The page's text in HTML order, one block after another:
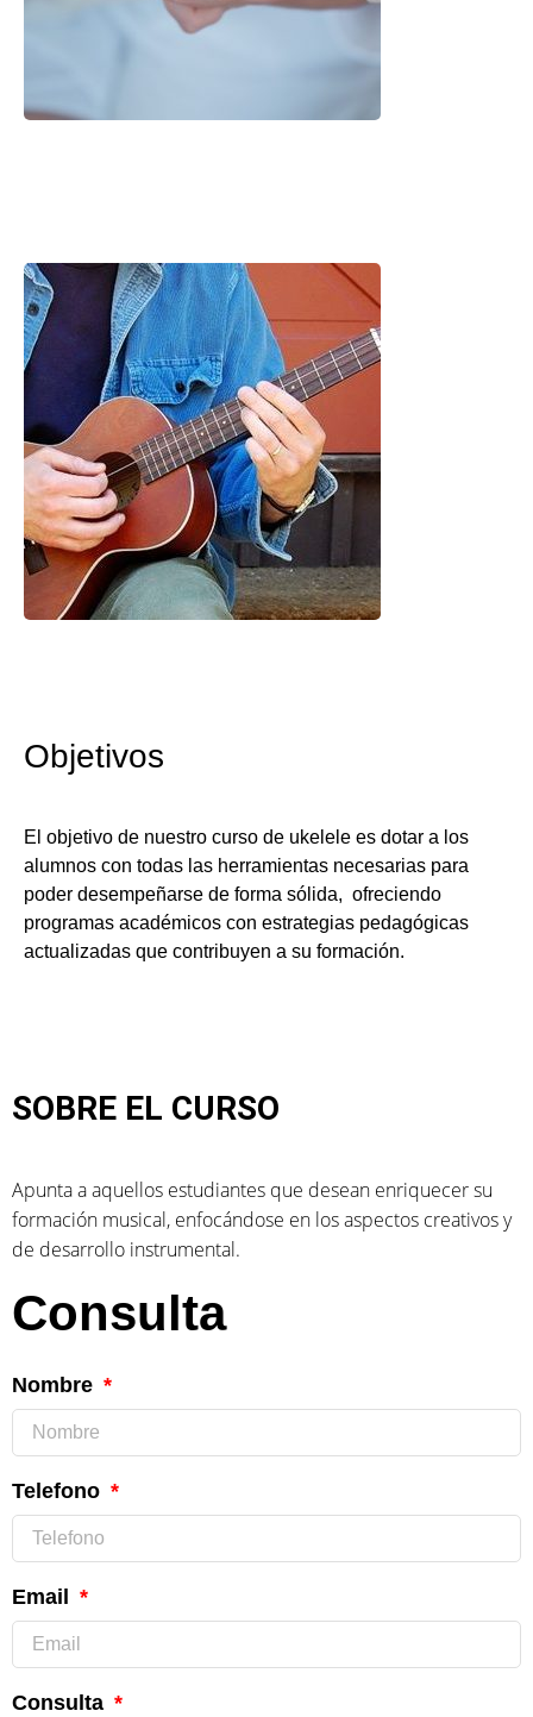
Objetivos
El objetivo de nuestro curso de ukelele es dotar a los
alumnos con todas las herramientas necesarias para
poder desempeñarse de forma sólida, ofreciendo
programas académicos con estrategias pedagógicas
actualizadas que contribuyen a su formación.
SOBRE EL CURSO
Apunta a aquellos estudiantes que desean enriquecer su
formación musical, enfocándose en los aspectos creativos y
de desarrollo instrumental.
Consulta
Nombre
Telefono
Email
Consulta